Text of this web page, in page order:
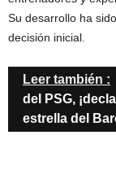
Su desarrollo ha
decisión inicial.
Leer también :
del PSG,
estrella del